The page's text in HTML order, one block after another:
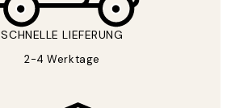
SCHNELLE LIEFERUNG
2-4 Werktage